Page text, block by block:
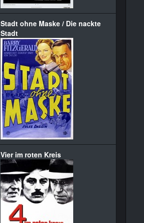
Stadt ohne Maske / Die nackte
Stadt
Vier im roten Kreis